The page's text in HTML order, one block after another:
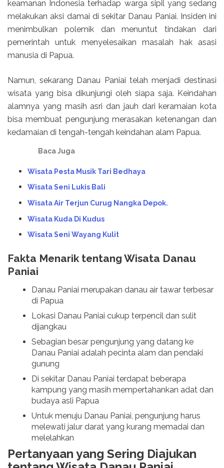
keamanan Indonesia terhadap warga sipil yang sedang
melakukan aksi damai di sekitar Danau Paniai. Insiden ini
menimbulkan polemik dan menuntut tindakan dari
pemerintah untuk menyelesaikan masalah hak asasi
manusia di Papua.
Namun, sekarang Danau Paniai telah menjadi destinasi
wisata yang bisa dikunjungi oleh siapa saja. Keindahan
alamnya yang masih asri dan jauh dari keramaian kota
bisa membuat pengunjung merasakan ketenangan dan
kedamaian di tengah-tengah keindahan alam Papua.
Baca Juga
Wisata Pesta Musik Tari Bedhaya
Wisata Seni Lukis Bali
Wisata Air Terjun Curug Nangka Depok.
Wisata Kuda Di Kudus
Wisata Seni Wayang Kulit
Fakta Menarik tentang Wisata Danau
Paniai
Danau Paniai merupakan danau air tawar terbesar
di Papua
Lokasi Danau Paniai cukup terpencil dan sulit
dijangkau
Sebagian besar pengunjung yang datang ke
Danau Paniai adalah pecinta alam dan pendaki
gunung
Di sekitar Danau Paniai terdapat beberapa
kampung yang masih mempertahankan adat dan
budaya asli Papua
Untuk menuju Danau Paniai, pengunjung harus
melewati jalur darat yang kurang memadai dan
melelahkan
Pertanyaan yang Sering Diajukan